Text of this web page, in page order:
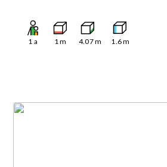
1 a 1m 4.07m 1.6m